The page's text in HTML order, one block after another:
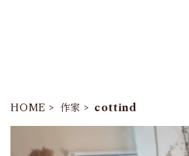
HOME 作家 cottind